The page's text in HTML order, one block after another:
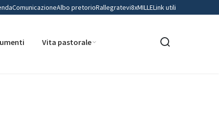
ComunicazioneAlbo pretorioRallegratevi8xMILLELink utili
Vita pastorale